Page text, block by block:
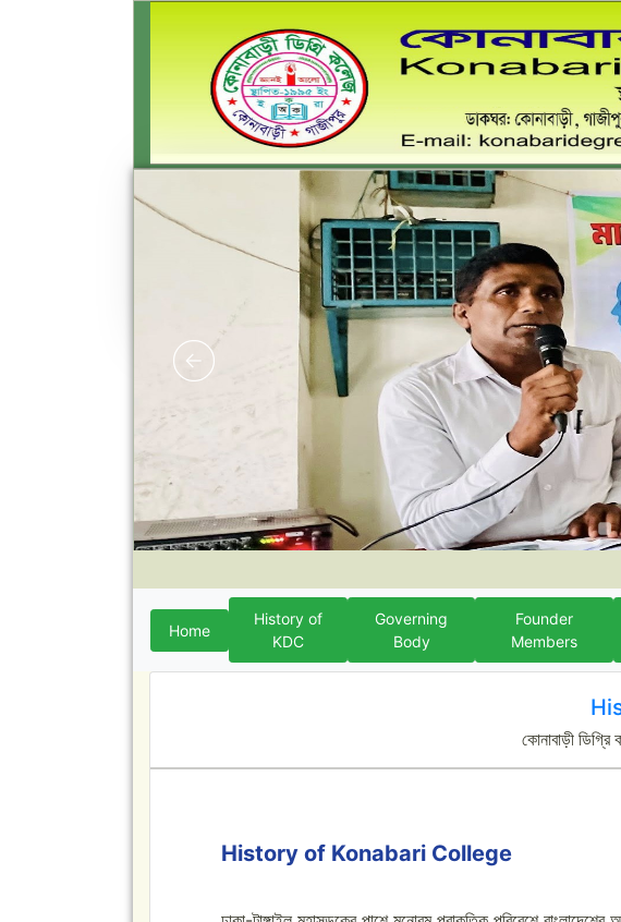
Home
History of
KDC
Governing
Body
Founder
Members
কোনাবাড়ী
History of Konabari College